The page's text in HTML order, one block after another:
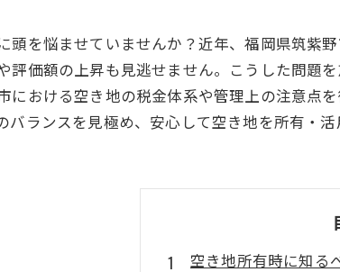
頭を悩ませていませんか？近年、福岡県筑紫
評価額の上昇も見逃せません。こうした問題
における空き地の税金体系や管理上の注意点
バランスを見極め、安心して空き地を所有・活
空き地所有時に知る